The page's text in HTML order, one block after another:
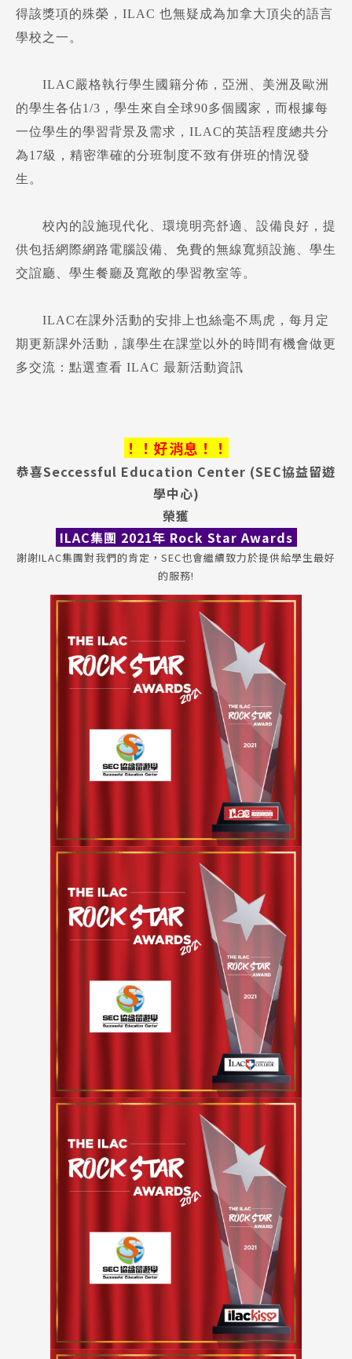
得該獎項的殊榮，ILAC 也無疑成為加拿大頂尖的語言
學校之一。
ILAC嚴格執行學生國籍分佈，亞洲、美洲及歐洲
的學生各佔1/3，學生來自全球90多個國家，而根據每
一位學生的學習背景及需求，ILAC的英語程度總共分
為17級，精密準確的分班制度不致有併班的情況發
生。
校內的設施現代化、環境明亮舒適、設備良好，提
供包括網際網路電腦設備、免費的無線寬頻設施、學生
交誼廳、學生餐廳及寬敞的學習教室等。
ILAC在課外活動的安排上也絲毫不馬虎，每月定
期更新課外活動，讓學生在課堂以外的時間有機會做更
多交流： 點選查看 ILAC 最新活動資訊
！！好消息！！
恭喜Seccessful Education Center (SEC協益留遊
學中心)
榮獲
ILAC集團 2021年 Rock Star Awards
謝謝ILAC集團對我們的肯定，SEC也會繼續致力於提供給學生最好
的服務!